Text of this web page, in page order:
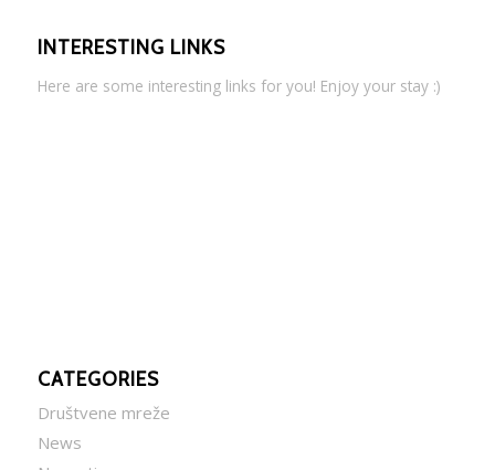
INTERESTING LINKS
Here are some interesting links for you! Enjoy your stay :)
CATEGORIES
Društvene mreže
News